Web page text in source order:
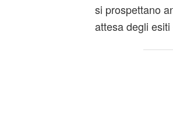
si prospettano
attesa degli esiti